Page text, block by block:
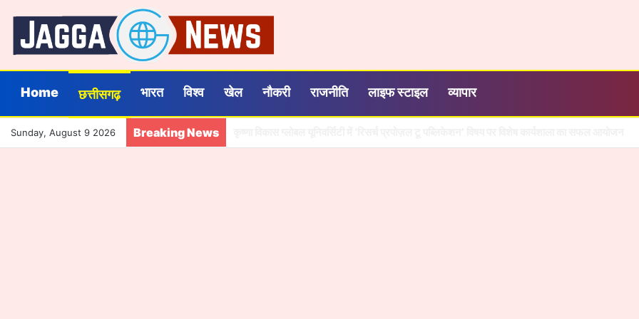
Home छत्तीसगढ़ भारत विश्व खेल नौकरी राजनीति लाइफ स्टाइल व्यापार
Sunday, August 9 2026 Breaking News